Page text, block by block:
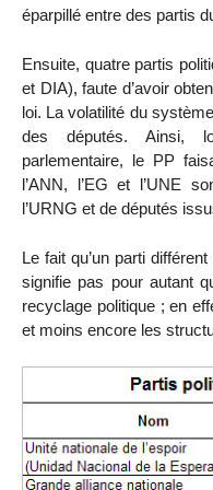
éparpillé entre des partis
Ensuite, quatre partis
et DIA), faute d’avoir
loi. La volatilité du
des députés. Ainsi,
parlementaire, le PP
l’ANN, l’EG et l’UNE
l’URNG et de députés
Le fait qu’un parti
signifie pas pour autant
recyclage politique ; en
et moins encore les